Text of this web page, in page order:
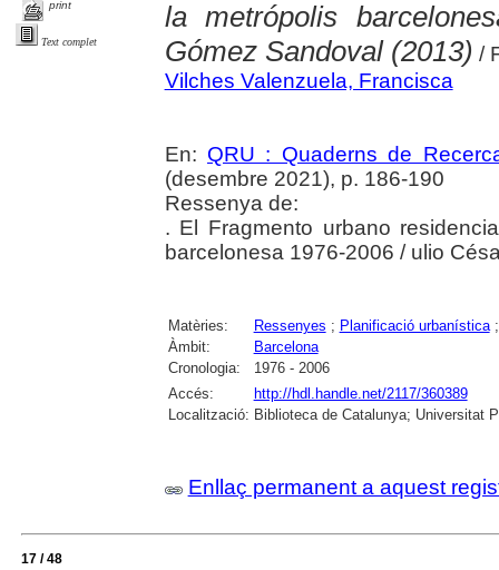
print
Text complet
la metrópolis
Gómez Sandoval (2013) /
Vilches Valenzuela, Francisca
En: QRU : Quaderns de
(desembre 2021), p. 186-190
Ressenya de:
. El Fragmento urbano
barcelonesa 1976-2006 / ulio
Matèries: Ressenyes ; Planificació urbanística
Àmbit:
Barcelona
Cronologia:
1976 - 2006
Accés:
http://hdl.handle.net/2117/360389
Localització: Biblioteca de Catalunya; Universitat
Enllaç permanent a aquest
17 / 48